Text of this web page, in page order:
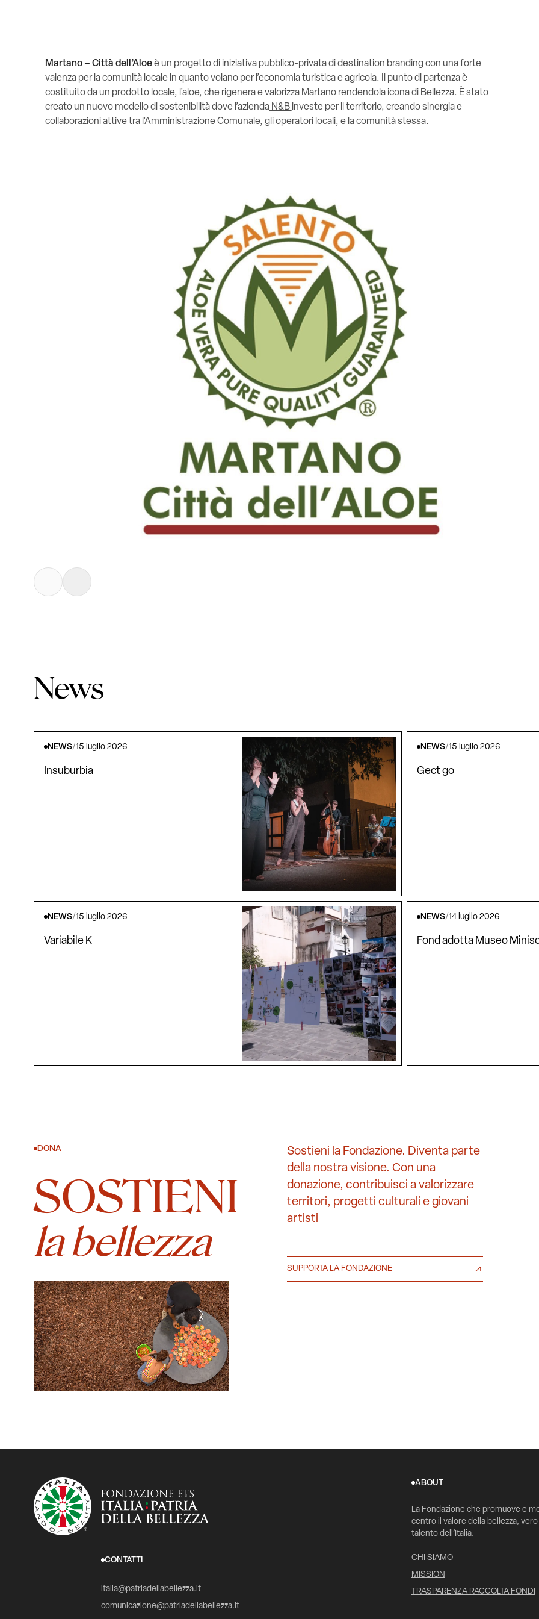
Martano – Città dell’Aloeè un progettodi iniziativa pubblico-privata di destination branding con una forte
valenza per la comunità locale in quanto volano per l’economia turistica e agricola. Il punto di partenza è
costituito da un prodotto locale, l’aloe, che rigenera e valorizza Martano rendendola icona di Bellezza. È stato
creato un nuovo modello di sostenibilità dove l’aziendaN&B investe per il territorio, creando sinergia e
collaborazioni attive tra l’Amministrazione Comunale, gli operatori locali, e la comunità stessa.
News
NEWS/15 luglio 2026
Insuburbia
NEWS/15 luglio 2026
Gect go
NEWS/15 luglio 2026
Variabile K
NEWS/14 luglio 2026
Fond adotta Museo
DONA
SOSTIENI
la bellezza
Sostieni la Fondazione. Diventa parte
della nostra visione. Con una
donazione, contribuisci a valorizzare
territori, progetti culturali e giovani
artisti
SUPPORTA LA FONDAZIONE
CONTATTI
italia@patriadellabellezza.it
comunicazione@patriadellabellezza.it
ABOUT
La Fondazione che promuove e
centro il valore della bellezza, vero
talento dell’Italia.
CHI SIAMO
MISSION
TRASPARENZA RACCOLTA FONDI